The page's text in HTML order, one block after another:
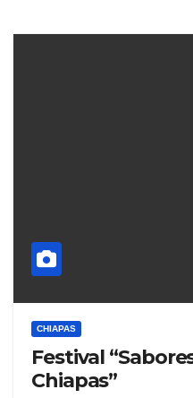
CHIAPAS
Festival
Chiapas”